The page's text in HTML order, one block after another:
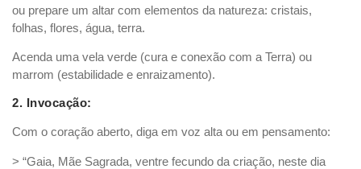
ou prepare um altar com elementos da natureza: cristais,
folhas, flores, água, terra.
Acenda uma vela verde (cura e conexão com a Terra) ou
marrom (estabilidade e enraizamento).
2. Invocação:
Com o coração aberto, diga em voz alta ou em pensamento:
> “Gaia, Mãe Sagrada, ventre fecundo da criação, neste dia